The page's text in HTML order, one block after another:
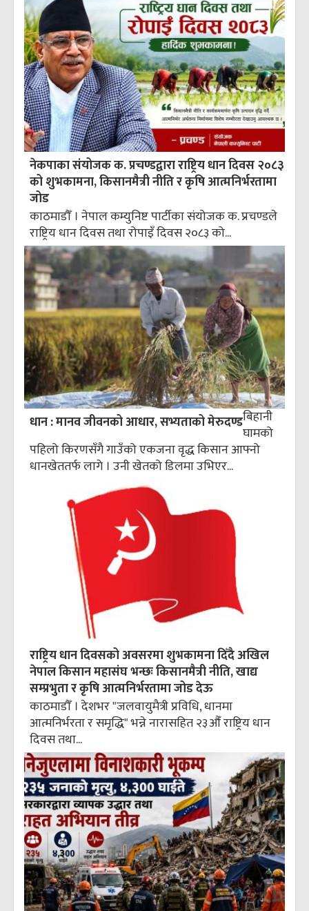
नेकपाका संयोजक क. प्रचण्डद्वारा राष्ट्रिय धान दिवस २०८३
को शुभकामना, किसानमैत्री नीति र कृषि आत्मनिर्भरतामा
जोड
काठमाडौँ । नेपाल कम्युनिष्ट पार्टीका संयोजक क. प्रचण्डले
राष्ट्रिय धान दिवस तथा रोपाइँ दिवस २०८३ को...
धान : मानव जीवनको आधार, सभ्यताको मेरुदण्डबिहानी
घामको
पहिलो किरणसँगै गाउँको एकजना वृद्ध किसान आफ्नो
धानखेततर्फ लागे । उनी खेतको डिलमा उभिएर...
राष्ट्रिय धान दिवसको अवसरमा शुभकामना दिँदै अखिल
नेपाल किसान महासंघ भन्छः किसानमैत्री नीति, खाद्य
सम्प्रभुता र कृषि आत्मनिर्भरतामा जोड देऊ
काठमाडौँ । देशभर "जलवायुमैत्री प्रविधि, धानमा
आत्मनिर्भरता र समृद्धि" भन्ने नारासहित २३औँ राष्ट्रिय धान
दिवस तथा...